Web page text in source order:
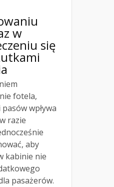
w
się
fotela,
wpływa
razie
aby
kabinie nie
pasażerów.